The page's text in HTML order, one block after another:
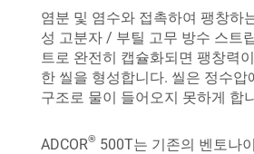
염분 및 염수와 접촉하여 팽창하
성 고분자 / 부틸 고무 방수 스트
트로 완전히 캡슐화되면 팽창력
한 씰을 형성합니다. 씰은 정수압
구조로 물이 들어오지 못하게 합
ADCOR® 500T는 기존의 벤토나